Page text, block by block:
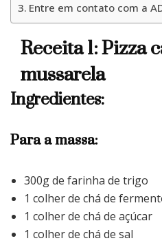
Entre em contato com a
Receita 1: Pizza
mussarela
Ingredientes:
Para a massa:
300g de farinha de trigo
1 colher de chá de
1 colher de chá de açúcar
1 colher de chá de sal